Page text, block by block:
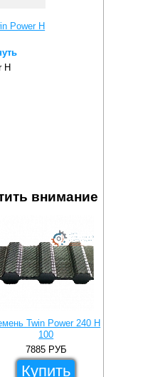
Power H
H
внимание
Twin Power 240 H
100
7885 РУБ
Купить